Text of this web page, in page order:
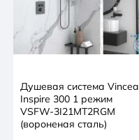
Душевая система Vincea
Inspire 300 1 режим
VSFW-3I21MT2RGM
(вороненая сталь)